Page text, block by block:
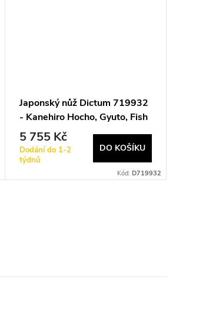
Japonský nůž Dictum 719932
- Kanehiro Hocho, Gyuto, Fish
and Meat Knife
5 755 Kč
Dodání do 1-2
týdnů
DO KOŠÍKU
Kód: D719932